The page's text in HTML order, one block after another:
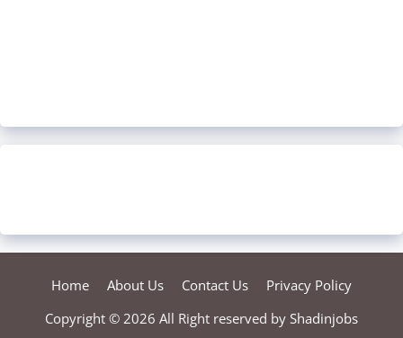
Home About Us Contact Us
Privacy Policy
Copyright © 2026 All Right reserved by Shadinjobs